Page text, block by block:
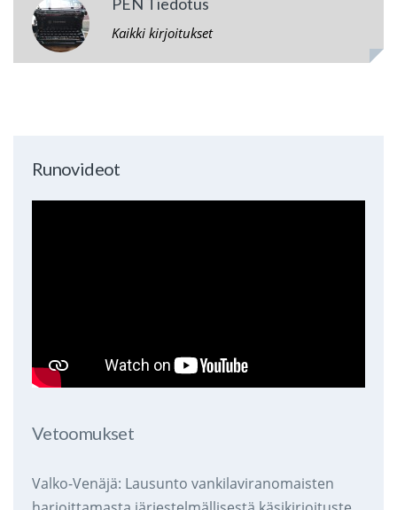
Kaikki kirjoitukset
Runovideot
Vetoomukset
Valko-Venäjä: Lausunto vankilaviranomaisten